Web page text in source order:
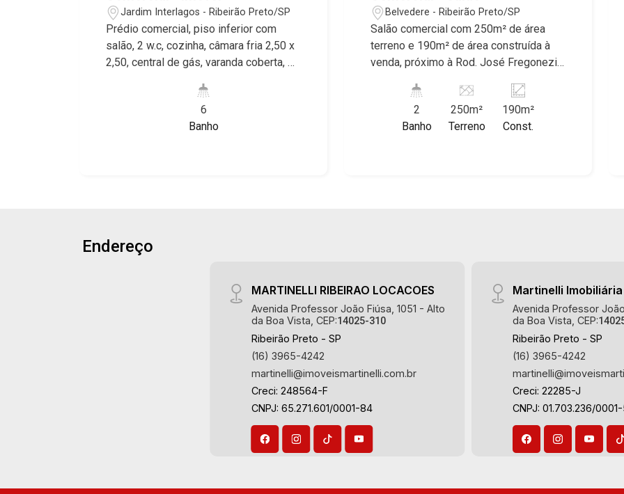
Jardim Interlagos - Ribeirão Preto/SP
Prédio comercial, piso inferior com
salão, 2 w.c, cozinha, câmara fria 2,50 x
2,50, central de gás, varanda coberta, 1
1 salão com 2 w.c, cozinha e sacada, 1
sala com w.c e copa, excelente
localização, próximo a rotatória Jd.
6
Banho
Belvedere - Ribeirão Preto/SP
Salão comercial com 250m² de área
terreno e 190m² de área construída à
venda, próximo à Rod. José Fregonezi -
Conheça as características deste
imóvel que a Martinelli Imobiliária
selecionou para você: - 250m² de área
reconhecidos por sua segurança,
infraestrutura e qualidade de vida
maior prestígio da região, como: Alto da
Boa Vista, Jardim Botânico, Jardim
Olhos D`Água, Vila do Golfe, City
Ribeirão, Jardim Canadá, Guaporé, Ilhas
do Sul, Jardim Nova Aliança, Boulevard,
Higienópolis, Sumaré, Jardim América,
Alto do Ipê, Jardim Irajá, Royal Park,
2
Banho
250m²
Terreno
190m²
Const.
Endereço
MARTINELLI RIBEIRAO LOCACOES
Avenida Professor João Fiúsa, 1051 - Alto
da Boa Vista, CEP:14025-310
Ribeirão Preto - SP
(16) 3965-4242
martinelli@imoveismartinelli.com.br
Creci: 248564-F
CNPJ: 65.271.601/0001-84
Martinelli Imobiliária
Avenida Professor
da Boa Vista, CEP:
Ribeirão Preto - SP
(16) 3965-4242
Creci: 22285-J
CNPJ: 01.703.236/